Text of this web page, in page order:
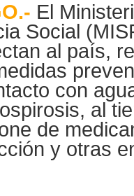
El
Social
al país,
con
al
de
y otras